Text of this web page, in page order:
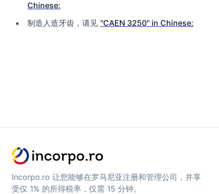
Chinese:
制造人造牙齿，请见 "CAEN 3250" in Chinese:
Incorpo.ro 让您能够在罗马尼亚注册和管理公司，并享
受仅 1% 的所得税率，仅需 15 分钟。